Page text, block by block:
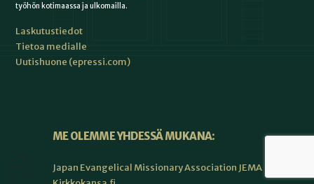
työhön kotimaassa ja ulkomailla.
Laskutustiedot
Tietoa medialle
Uutishuone (epressi.com)
ME OLEMME YHDESSÄ MUKANA:
Japan Evangelical Missionary Association JEMA